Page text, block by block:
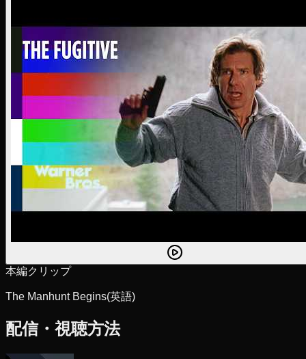
本編クリップ
The Manhunt Begins(英語)
配信・視聴方法